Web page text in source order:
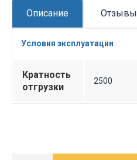
Описание Отзывы
Условия эксплуатации
Кратность
отгрузки
2500